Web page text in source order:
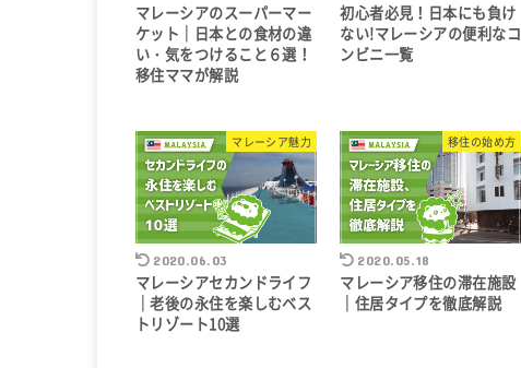
マレーシアのスーパーマー
ケット｜日本との食材の違
い・気をつけること６選！
移住ママが解説
初心者必見！日本にも負け
ない!マレーシアの便利なコ
ンビニ一覧
マレーシア魅力
2020.06.03
マレーシアセカンドライフ
｜老後の永住を楽しむベス
トリゾート10選
移住の始め方
2020.05.18
マレーシア移住の滞在施設
｜住居タイプを徹底解説